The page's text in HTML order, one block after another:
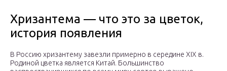
Хризантема — что это за цветок,
история появления
В Россию хризантему завезли примерно в середине XIX в.
Родиной цветка является Китай. Большинство